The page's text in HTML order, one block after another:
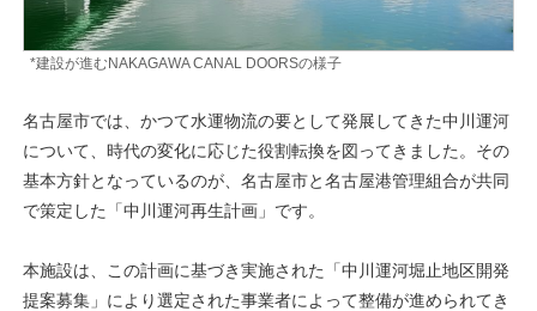
*建設が進むNAKAGAWA CANAL DOORSの様子
名古屋市では、かつて水運物流の要として発展してきた中川運河
について、時代の変化に応じた役割転換を図ってきました。その
基本方針となっているのが、名古屋市と名古屋港管理組合が共同
で策定した「中川運河再生計画」です。
本施設は、この計画に基づき実施された「中川運河堀止地区開発
提案募集」により選定された事業者によって整備が進められてき